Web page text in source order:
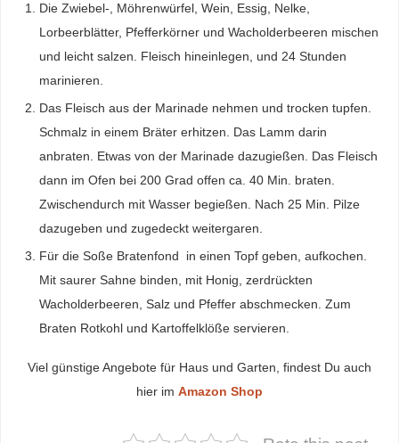
Die Zwiebel-, Möhrenwürfel, Wein, Essig, Nelke,
Lorbeerblätter, Pfefferkörner und Wacholderbeeren mischen
und leicht salzen. Fleisch hineinlegen, und 24 Stunden
marinieren.
Das Fleisch aus der Marinade nehmen und trocken tupfen.
Schmalz in einem Bräter erhitzen. Das Lamm darin
anbraten. Etwas von der Marinade dazugießen. Das Fleisch
dann im Ofen bei 200 Grad offen ca. 40 Min. braten.
Zwischendurch mit Wasser begießen. Nach 25 Min. Pilze
dazugeben und zugedeckt weitergaren.
Für die Soße Bratenfond in einen Topf geben, aufkochen.
Mit saurer Sahne binden, mit Honig, zerdrückten
Wacholderbeeren, Salz und Pfeffer abschmecken. Zum
Braten Rotkohl und Kartoffelklöße servieren.
Viel günstige Angebote für Haus und Garten, findest Du auch
hier im Amazon Shop